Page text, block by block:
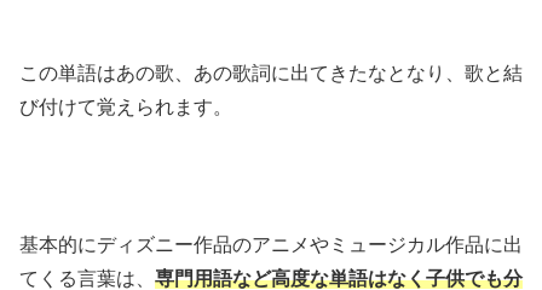
この単語はあの歌、あの歌詞に出てきたなとなり、歌と結
び付けて覚えられます。
基本的にディズニー作品のアニメやミュージカル作品に出
てくる言葉は、 専門用語など高度な単語はなく子供でも分